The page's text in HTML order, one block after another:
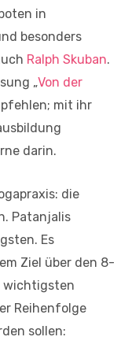
in
besonders
Ralph Skuban.
„Von der
mit ihr
darin.
die
Patanjalis
Es
Ziel über den 8-
wichtigsten
Reihenfolge
sollen: